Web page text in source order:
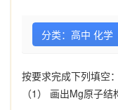
分类：高中 化学
按要求完成下列填空：
（1） 画出Mg原子结